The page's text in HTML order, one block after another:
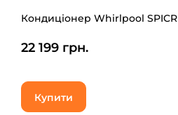
Кондиціонер Whirlpool SPICR
22 199 грн.
Купити